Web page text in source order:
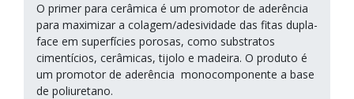
O primer para cerâmica é um promotor de aderência
para maximizar a colagem/adesividade das fitas dupla-
face em superfícies porosas, como substratos
cimentícios, cerâmicas, tijolo e madeira. O produto é
um promotor de aderência monocomponente a base
de poliuretano.